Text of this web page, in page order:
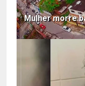
Mulher morre